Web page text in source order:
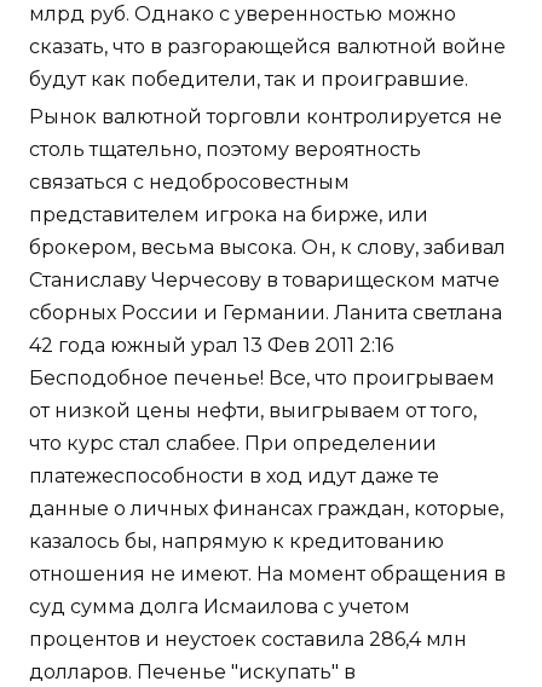
млрд руб. Однако с уверенностью можно
сказать, что в разгорающейся валютной войне
будут как победители, так и проигравшие.
Рынок валютной торговли контролируется не
столь тщательно, поэтому вероятность
связаться с недобросовестным
представителем игрока на бирже, или
брокером, весьма высока. Он, к слову, забивал
Станиславу Черчесову в товарищеском матче
сборных России и Германии. Ланита светлана
42 года южный урал 13 Фев 2011 2:16
Бесподобное печенье! Все, что проигрываем
от низкой цены нефти, выигрываем от того,
что курс стал слабее. При определении
платежеспособности в ход идут даже те
данные о личных финансах граждан, которые,
казалось бы, напрямую к кредитованию
отношения не имеют. На момент обращения в
суд сумма долга Исмаилова с учетом
процентов и неустоек составила 286,4 млн
долларов. Печенье "искупать" в